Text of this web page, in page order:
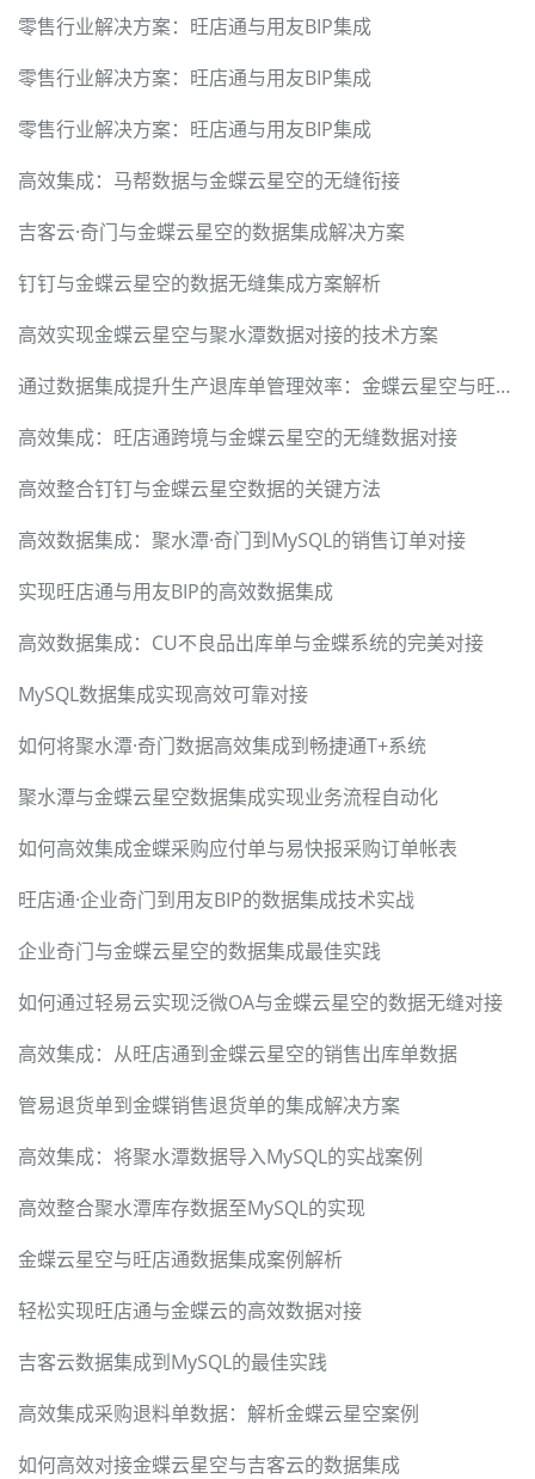
零售行业解决方案：旺店通与用友BIP集成
零售行业解决方案：旺店通与用友BIP集成
零售行业解决方案：旺店通与用友BIP集成
高效集成：马帮数据与金蝶云星空的无缝衔接
吉客云·奇门与金蝶云星空的数据集成解决方案
钉钉与金蝶云星空的数据无缝集成方案解析
高效实现金蝶云星空与聚水潭数据对接的技术方案
通过数据集成提升生产退库单管理效率：金蝶云星空与旺店通对接
高效集成：旺店通跨境与金蝶云星空的无缝数据对接
高效整合钉钉与金蝶云星空数据的关键方法
高效数据集成：聚水潭·奇门到MySQL的销售订单对接
实现旺店通与用友BIP的高效数据集成
高效数据集成：CU不良品出库单与金蝶系统的完美对接
MySQL数据集成实现高效可靠对接
如何将聚水潭·奇门数据高效集成到畅捷通T+系统
聚水潭与金蝶云星空数据集成实现业务流程自动化
如何高效集成金蝶采购应付单与易快报采购订单帐表
旺店通·企业奇门到用友BIP的数据集成技术实战
企业奇门与金蝶云星空的数据集成最佳实践
如何通过轻易云实现泛微OA与金蝶云星空的数据无缝对接
高效集成：从旺店通到金蝶云星空的销售出库单数据
管易退货单到金蝶销售退货单的集成解决方案
高效集成：将聚水潭数据导入MySQL的实战案例
高效整合聚水潭库存数据至MySQL的实现
金蝶云星空与旺店通数据集成案例解析
轻松实现旺店通与金蝶云的高效数据对接
吉客云数据集成到MySQL的最佳实践
高效集成采购退料单数据：解析金蝶云星空案例
如何高效对接金蝶云星空与吉客云的数据集成